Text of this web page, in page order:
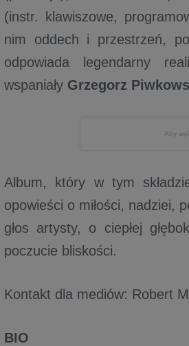
(instr. klawiszowe,
nim oddech i przestrzeń,
odpowiada legendarny
wspaniały Grzegorz
Aby
Album, który w tym
opowieści o miłości, nadziei,
głos artysty, o ciepłej
poczucie bliskości.
Kontakt dla mediów: Robert
BIO